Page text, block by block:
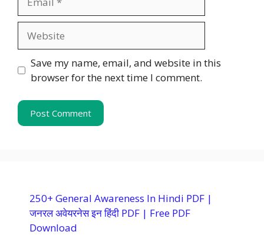
Save my name, email, and website in this
browser for the next time I comment.
250+ General Awareness In Hindi PDF |
जनरल अवेयरनेस इन हिंदी PDF | Free PDF
Download